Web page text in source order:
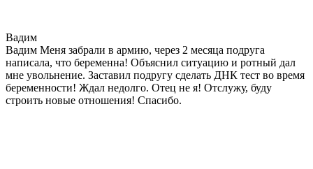
Вадим
Вадим Меня забрали в армию, через 2 месяца подруга
написала, что беременна! Объяснил ситуацию и ротный дал
мне увольнение. Заставил подругу сделать ДНК тест во время
беременности! Ждал недолго. Отец не я! Отслужу, буду
строить новые отношения! Спасибо.